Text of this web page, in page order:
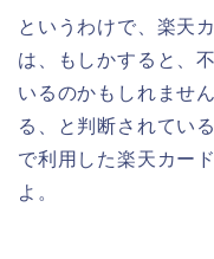
というわけで、楽天
は、もしかすると、
いるのかもしれませ
る、と判断されてい
で利用した楽天カー
よ。